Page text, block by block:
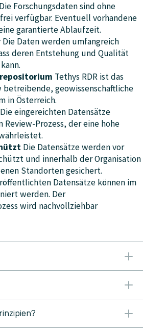
Die Forschungsdaten sind ohne
verfügbar. Eventuell vorhandene
garantierte Ablaufzeit.
Die Daten werden umfangreich
deren Entstehung und Qualität
Tethys RDR ist das
geowissenschaftliche
in Österreich.
Die eingereichten Datensätze
Prozess, der eine hohe
Die Datensätze werden vor
und innerhalb der Organisation
Standorten gesichert.
Datensätze können im
werden. Der
wird nachvollziehbar
RDR ist ein verwaltetes
und Beschreibung von
in einem digitalen Archiv.
DOI bezeichnet einen möglichst
digitalen Identifikator für